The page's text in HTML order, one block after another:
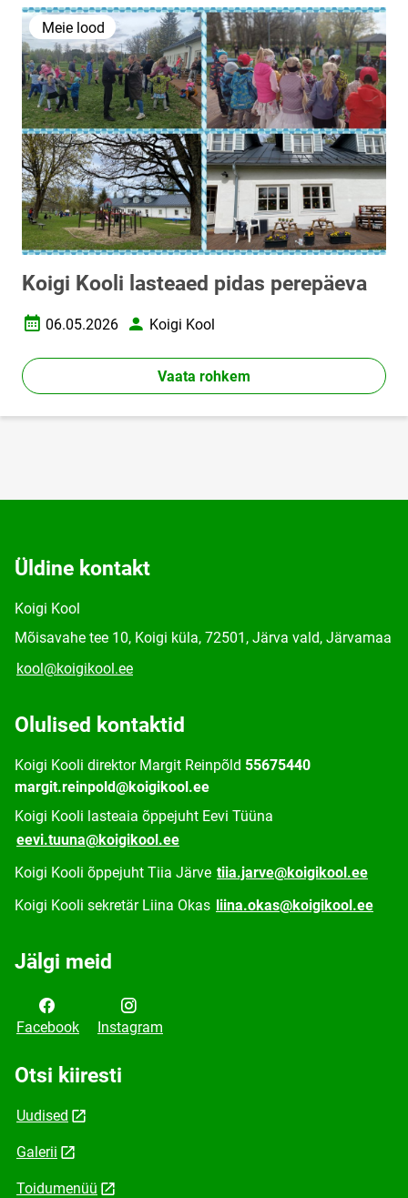
Meie lood
Koigi Kooli lasteaed pidas perepäeva
Loomise kuupäev
06.05.2026 AutorKoigi Kool
Vaata rohkem
Üldine kontakt
Koigi Kool
Mõisavahe tee 10, Koigi küla, 72501, Järva vald, Järvamaa
kool@koigikool.ee
Olulised kontaktid
Koigi Kooli direktor Margit Reinpõld 55675440
margit.reinpold@koigikool.ee
Koigi Kooli lasteaia õppejuht Eevi Tüüna
eevi.tuuna@koigikool.ee
Koigi Kooli õppejuht Tiia Järve tiia.jarve@koigikool.ee
Koigi Kooli sekretär Liina Okas liina.okas@koigikool.ee
Jälgi meid
Facebook Instagram
Otsi kiiresti
Uudised
Galerii
Toidumenüü